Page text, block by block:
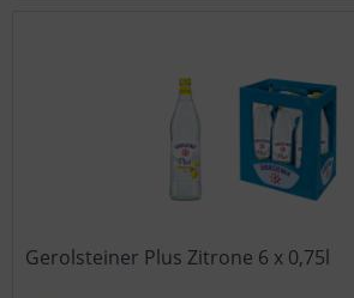
Gerolsteiner Plus Zitrone 6 x 0,75l